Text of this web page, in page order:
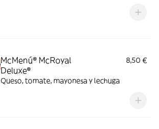
McMenú® McRoyal
Deluxe®
8,50 €
Queso, tomate, mayonesa y lechuga